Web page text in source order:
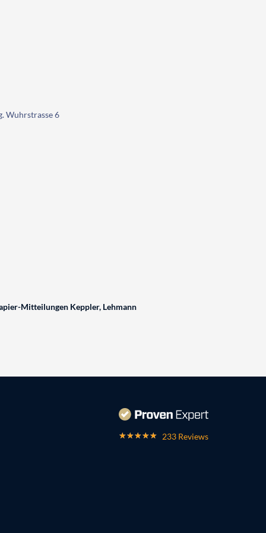
Wuhrstrasse 6
Mitteilungen Keppler, Lehmann
233 Reviews